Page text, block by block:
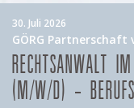
30. Juli 2026
GÖRG Partnerschaft
RECHTSANWALT
(M/W/D) –